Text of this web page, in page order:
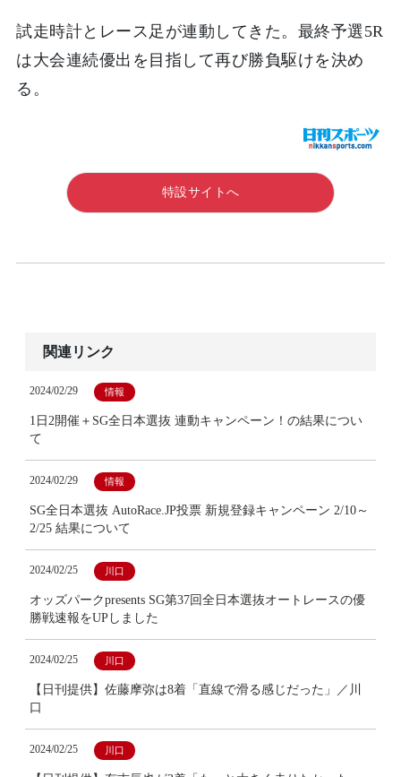
試走時計とレース足が連動してきた。最終予選5R
は大会連続優出を目指して再び勝負駆けを決め
る。
特設サイトへ
関連リンク
2024/02/29 情報
1日2開催＋SG全日本選抜 連動キャンペーン！の結果につい
て
2024/02/29 情報
SG全日本選抜 AutoRace.JP投票 新規登録キャンペーン 2/10～
2/25 結果について
2024/02/25 川口
オッズパークpresents SG第37回全日本選抜オートレースの優
勝戦速報をUPしました
2024/02/25 川口
【日刊提供】佐藤摩弥は8着「直線で滑る感じだった」／川
口
2024/02/25 川口